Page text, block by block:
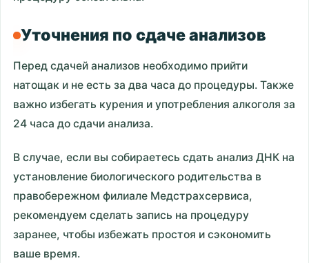
Уточнения по сдаче анализов
Перед сдачей анализов необходимо прийти
натощак и не есть за два часа до процедуры. Также
важно избегать курения и употребления алкоголя за
24 часа до сдачи анализа.
В случае, если вы собираетесь сдать анализ ДНК на
установление биологического родительства в
правобережном филиале Медстрахсервиса,
рекомендуем сделать запись на процедуру
заранее, чтобы избежать простоя и сэкономить
ваше время.